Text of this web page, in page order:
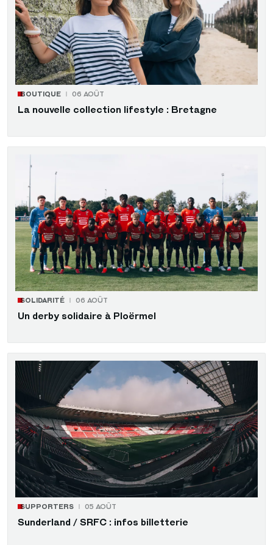
BOUTIQUE 06 AOÛT
La nouvelle collection lifestyle : Bretagne
SOLIDARITÉ 06 AOÛT
Un derby solidaire à Ploërmel
SUPPORTERS 05 AOÛT
Sunderland / SRFC : infos billetterie